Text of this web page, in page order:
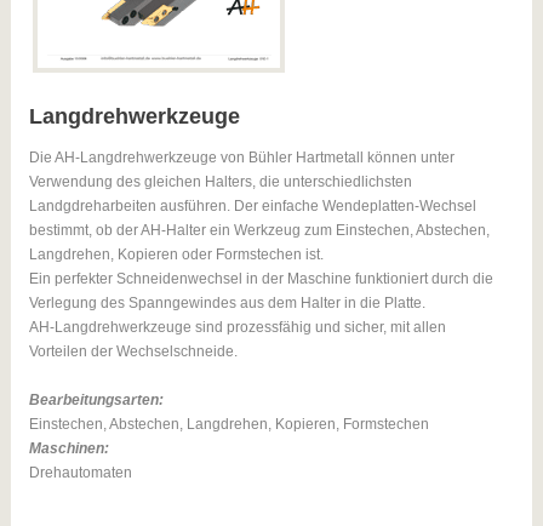
Langdrehwerkzeuge
Die AH-Langdrehwerkzeuge von Bühler Hartmetall können unter
Verwendung des gleichen Halters, die unterschiedlichsten
Landgdreharbeiten ausführen. Der einfache Wendeplatten-Wechsel
bestimmt, ob der AH-Halter ein Werkzeug zum Einstechen, Abstechen,
Langdrehen, Kopieren oder Formstechen ist.
Ein perfekter Schneidenwechsel in der Maschine funktioniert durch die
Verlegung des Spanngewindes aus dem Halter in die Platte.
AH-Langdrehwerkzeuge sind prozessfähig und sicher, mit allen
Vorteilen der Wechselschneide.
Bearbeitungsarten:
Einstechen, Abstechen, Langdrehen, Kopieren, Formstechen
Maschinen:
Drehautomaten